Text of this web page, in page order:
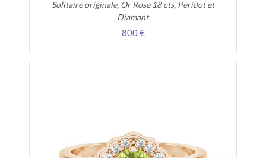
Solitaire originale, Or Rose 18 cts, Peridot et
Diamant
800 €